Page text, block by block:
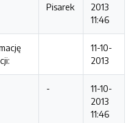
Pisarek
2013
11:46
11-10-
2013
-
11-10-
2013
11:46